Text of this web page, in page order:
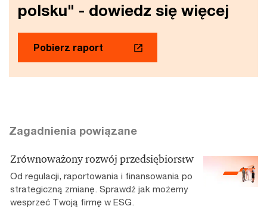
polsku" - dowiedz się więcej
Pobierz raport
Zagadnienia powiązane
Zrównoważony rozwój przedsiębiorstw
Od regulacji, raportowania i finansowania po
strategiczną zmianę. Sprawdź jak możemy
wesprzeć Twoją firmę w ESG.